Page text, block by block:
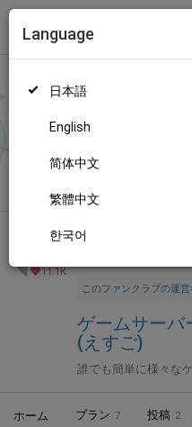
トップ
Language
日本語
English
简体中文
繁體中文
한국어
のファンが応援しています。
ンの招待キーです。
11.1K
全年齢向け
このファンクラブの運
ゲームサーバ
(えすご)
誰でも簡単に様々な
ホーム プラン 7 投稿 2